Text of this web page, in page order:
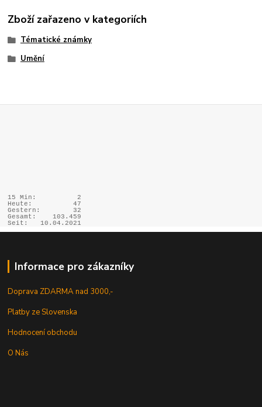
Zboží zařazeno v kategoriích
Tématické známky
Umění
15 Min:
2
Heute:
47
Gestern:
32
Gesamt:
103.459
Seit:
10.04.2021
Informace pro zákazníky
Doprava ZDARMA nad 3000,-
Platby ze Slovenska
Hodnocení obchodu
O Nás